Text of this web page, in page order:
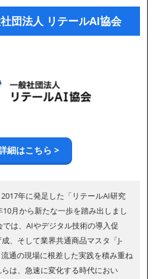
社団法人 リテールAI協会
細はこちら >
年に発足した「リテールAI研究
月から新たな一歩を踏み出しまし
は、AIやデジタル技術の導入促
、そして業界共通商品マスタ「J-
通の現場に根差した実践を積み重ね
は、急速に変化する時代におい